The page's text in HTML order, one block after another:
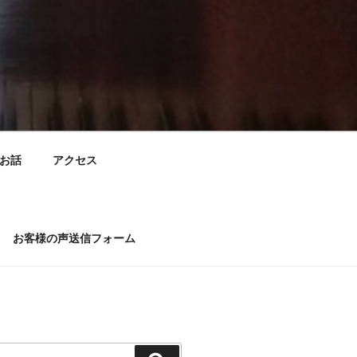
話 アクセス
お客様の声送信フォーム